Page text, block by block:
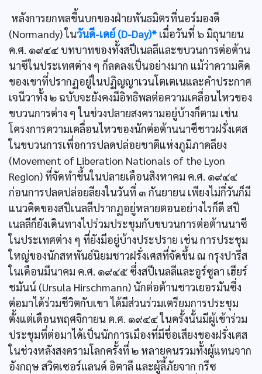
หลังการยกพลขึ้นบกของฝ่ายพันธมิตรที่นอร์มองดี
(Normandy) ในวันดี-เดย์ (D-Day)* เมื่อวันที่ ๖ มิถุนายน
ค.ศ. ๑๙๔๔ บทบาทของทั้งสปีเนลลีและขบวนการต่อต้าน
นาซีในประเทศต่าง ๆ ก็ลดลงเป็นอย่างมาก แม้ว่าความคิด
ของเขาที่ปรากฏอยู่ในปฏิญญาเวนโตเตเนและคำประกาศ
เจนีวาทั้ง ๒ ฉบับจะยังคงมีอิทธิพลต่อความเคลื่อนไหวของ
ขบวนการต่าง ๆ ในช่วงปลายสงครามอยู่บ้างก็ตาม เช่น
โครงการความเคลื่อนไหวของนักต่อต้านนาซีชาวฝรั่งเศส
ในขบวนการเพื่อการปลดปล่อยชาติแห่งภูมิภาคลียง
(Movement of Liberation Nationals of the Lyon
Region) ที่จัดทำขึ้นในปลายเดือนสิงหาคม ค.ศ. ๑๙๔๔
ก่อนการปลดปล่อยลียงในวันที่ ๓ กันยายน เพียงไม่กี่วันก็มี
แนวคิดของสปีเนลลีปรากฏอยู่หลายตอนอย่างไรก็ดี สปี
เนลลีก็ยังเดินทางไปร่วมประชุมกับขบวนการต่อต้านนาซี
ในประเทศต่าง ๆ ที่ยังมีอยู่บ้างประปราย เช่น การประชุม
ใหญ่ของนักสหพันธ์นิยมชาวฝรั่งเศสที่จัดขึ้น ณ กรุงปารีส
ในเดือนมีนาคม ค.ศ. ๑๙๔๕ ซึ่งสปีเนลลีและอูร์ซูลา เฮียร์
ชมันน์ (Ursula Hirschmann) นักต่อต้านชาวเยอรมันซึ่ง
ต่อมาได้ร่วมชีวิตกับเขา ได้มีส่วนร่วมเตรียมการประชุม
ตั้งแต่เดือนพฤศจิกายน ค.ศ. ๑๙๔๔ ในครั้งนั้นมีผู้เข้าร่วม
ประชุมที่ต่อมาได้เป็นนักการเมืองที่มีชื่อเสียงของฝรั่งเศส
ในช่วงหลังสงครามโลกครั้งที่ ๒ หลายคนรวมทั้งผู้แทนจาก
อังกฤษ สวิตเซอร์แลนด์ อิตาลี และผู้ลี้ภัยจาก กรีซ